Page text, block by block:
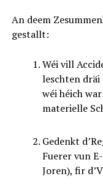
An deem
gestallt:
Wéi vill
leschten dräi
wéi héich
materielle
Gedenkt
Fuerer vun
Joren), fir